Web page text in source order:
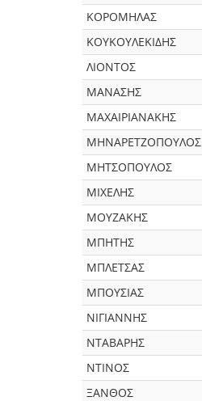
ΚΟΡΟΜΗΛΑΣ
ΚΟΥΚΟΥΛΕΚΙΔΗΣ
ΛΙΟΝΤΟΣ
ΜΑΝΑΣΗΣ
ΜΑΧΑΙΡΙΑΝΑΚΗΣ
ΜΗΝΑΡΕΤΖΟΠΟΥΛΟΣ
ΜΗΤΣΟΠΟΥΛΟΣ
ΜΙΧΕΛΗΣ
ΜΟΥΖΑΚΗΣ
ΜΠΗΤΗΣ
ΜΠΛΕΤΣΑΣ
ΜΠΟΥΣΙΑΣ
ΝΙΓΙΑΝΝΗΣ
ΝΤΑΒΑΡΗΣ
ΝΤΙΝΟΣ
ΞΑΝΘΟΣ